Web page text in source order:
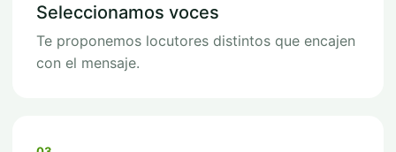
Seleccionamos voces
Te proponemos locutores distintos que encajen
con el mensaje.